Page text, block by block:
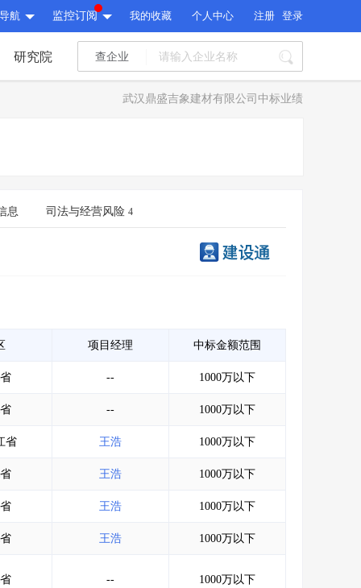
航 监控订阅 我的收藏 个人中心 注册 登录
报告
接口> 市场经营AI云平台>
服务
>
研究院 查企业
通大数据研究院
服务
武汉鼎盛吉象建材有限公司中标业绩
息 司法与经营风险 4
项目经理 中标金额范围
-- 1000万以下
-- 1000万以下
省 王浩 1000万以下
王浩 1000万以下
王浩 1000万以下
王浩 1000万以下
-- 1000万以下